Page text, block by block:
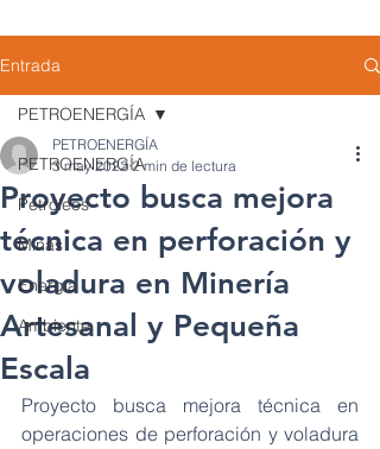
Entrada
PETROENERGÍA
Petróleos
Minas
Energía
Ambiente
PETROENERGÍA
Proyecto busca mejora
técnica en perforación y
voladura en Minería
Artesanal y Pequeña
Escala
PETROENERGÍA
3 may 2022 2 min de lectura
Proyecto busca mejora técnica en
operaciones de perforación y voladura